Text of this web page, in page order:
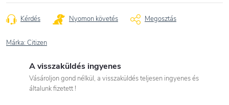
Kérdés Nyomon követés Megosztás
Márka: Citizen
A visszaküldés ingyenes
Vásároljon gond nélkül, a visszaküldés teljesen ingyenes és
általunk fizetett !